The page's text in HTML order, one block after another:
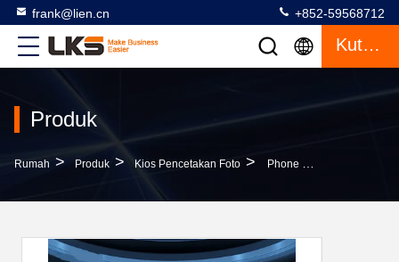
frank@lien.cn +852-59568712
Kutipan
Produk
Rumah > Produk > Kios Pencetakan Foto > Phone Case Printing Kiosk Dengan Kecepatan Cetak 3 Menit, Layar Sentuh 10 Inci, Dan Bimbingan Suara Untuk Kustomisasi Instan